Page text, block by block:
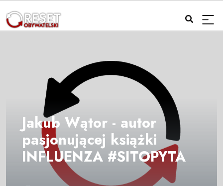
Jakub Wątor - autor
pasjonującej książki
INFLUENZA #SITOPYTA